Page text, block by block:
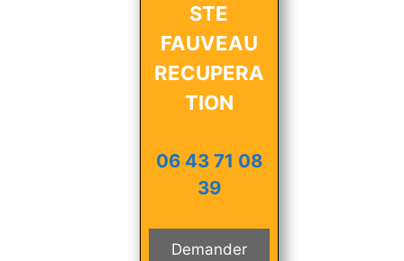
STE
FAUVEAU
RECUPERA
TION
06 43 71 08
39
Demander